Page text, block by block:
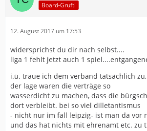
Board-Grufti
12. August 2017 um 17:53
widersprichst du dir nach selbst....
liga 1 fehlt jetzt auch 1
i.ü. traue ich dem verband tatsächlich
der lage waren die verträge so
wasserdicht zu machen, dass die
dort verbleibt. bei so viel dilletantismus
- nicht nur im fall leipzig- ist man da vor
und das hat nichts mit ehrenamt etc. zu